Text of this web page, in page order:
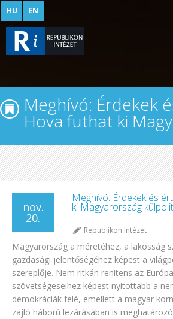
EN
HU
Meghívó: Érdekek
Hova futhat ki
nov.
20.
Meghívó: Érdekek és
ki Magyarország
Republikon Intézet
Magyarország a méretéhez, a lakosság
gazdasági jelentőségéhez képest a
szereplője. Nem ritkán renitens az
szövetségeseihez képest nyitottabb a
demokráciák felé, emellett a magyar
zajló háború lezárásában is